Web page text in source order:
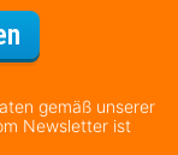
Für den
gemäß unserer
Newsletter ist